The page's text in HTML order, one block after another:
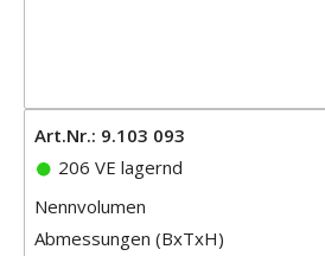
Art.Nr.: 9.103 093
206 VE lagernd
Nennvolumen
Abmessungen (BxTxH)